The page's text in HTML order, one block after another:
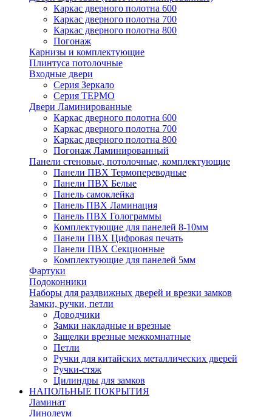
Каркас дверного полотна 600
Каркас дверного полотна 700
Каркас дверного полотна 800
Погонаж
Карнизы и комплектующие
Плинтуса потолочные
Входные двери
Серия Зеркало
Серия ТЕРМО
Двери Ламинированные
Каркас дверного полотна 600
Каркас дверного полотна 700
Каркас дверного полотна 800
Погонаж Ламинированный
Панели стеновые, потолочные, комплектующие
Панели ПВХ Термопереводные
Панели ПВХ Белые
Панель самоклейка
Панель ПВХ Ламинация
Панель ПВХ Голограммы
Комплектующие для панелей 8-10мм
Панели ПВХ Цифровая печать
Панели ПВХ Секционные
Комплектующие для панелей 5мм
Фартуки
Подоконники
Наборы для раздвижных дверей и врезки замков
Замки, ручки, петли
Доводчики
Замки накладные и врезные
Защелки врезные межкомнатные
Петли
Ручки для китайских металлических дверей
Ручки-стяж
Цилиндры для замков
НАПОЛЬНЫЕ ПОКРЫТИЯ
Ламинат
Линолеум